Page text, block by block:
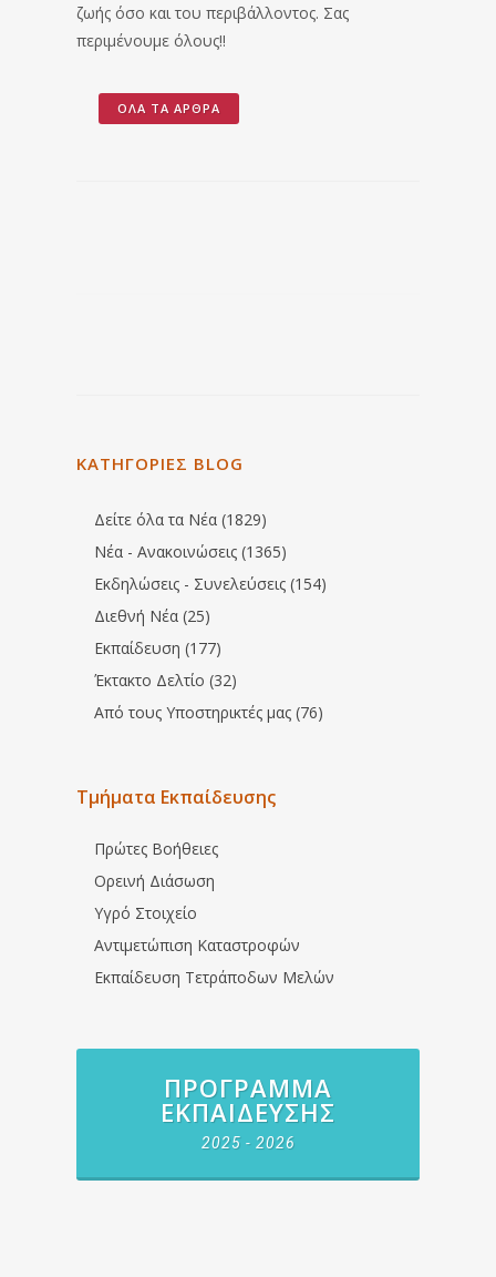
ζωής όσο και του περιβάλλοντος. Σας
περιμένουμε όλους!!
ΌΛΑ ΤΑ ΆΡΘΡΑ
ΚΑΤΗΓΟΡΙΕΣ BLOG
Δείτε όλα τα Νέα (1829)
Νέα - Ανακοινώσεις (1365)
Εκδηλώσεις - Συνελεύσεις (154)
Διεθνή Νέα (25)
Εκπαίδευση (177)
Έκτακτο Δελτίο (32)
Από τους Υποστηρικτές μας (76)
Τμήματα Εκπαίδευσης
Πρώτες Βοήθειες
Ορεινή Διάσωση
Υγρό Στοιχείο
Αντιμετώπιση Καταστροφών
Εκπαίδευση Τετράποδων Μελών
ΠΡΌΓΡΑΜΜΑ
ΕΚΠΑΊΔΕΥΣΗΣ
2025 - 2026